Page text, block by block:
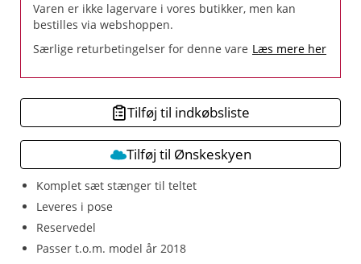
Komplet sæt stænger til teltet
Leveres i pose
Reservedel
Passer t.o.m. model år 2018
Varen er ikke lagervare i vores butikker, men kan
bestilles via webshoppen.
Særlige returbetingelser for denne vare Læs mere her
Tilføj til indkøbsliste
Tilføj til Ønskeskyen